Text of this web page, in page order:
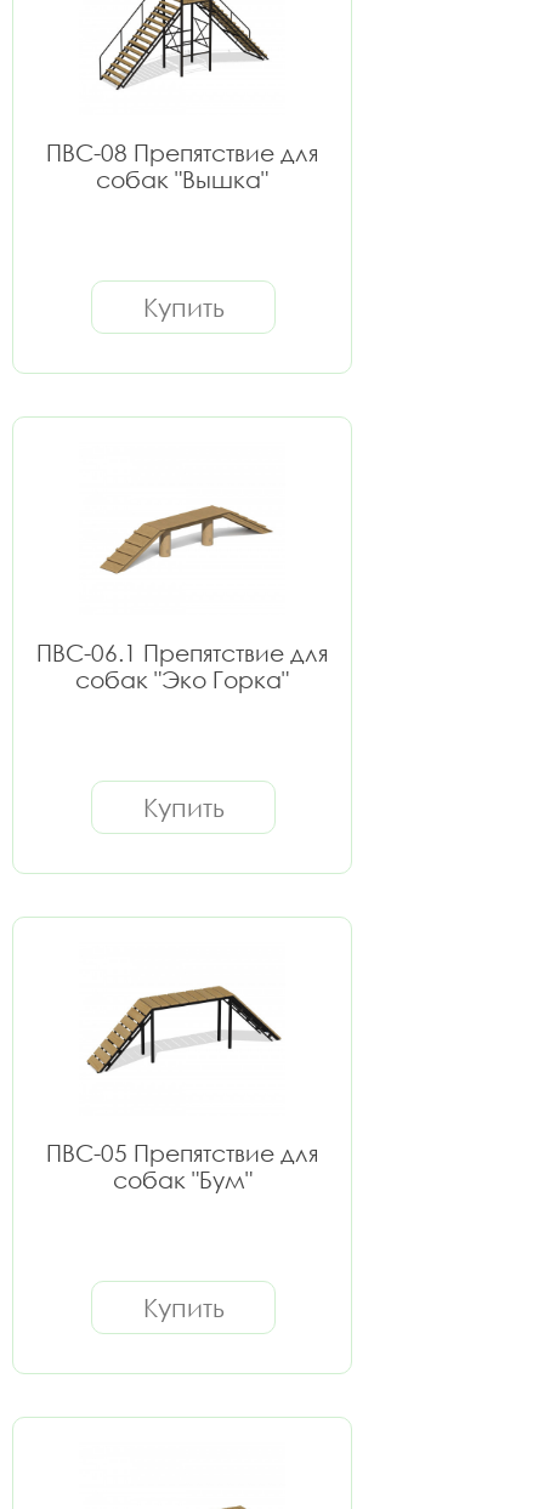
ПВС-08 Препятствие для
собак "Вышка"
Купить
ПВС-06.1 Препятствие для
собак "Эко Горка"
Купить
ПВС-05 Препятствие для
собак "Бум"
Купить